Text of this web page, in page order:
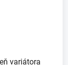
variátora